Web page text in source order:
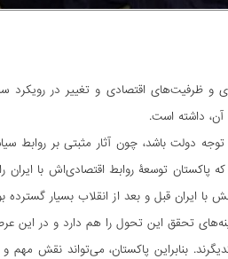
و ظرفیت‌های اقتصادی و تغییر در
داشته است.
توجه دولت باشد، چون آثار مثبتی بر
پاکستان توسعۀ روابط اقتصادی‌اش با ایران
ایران قبل و بعد از انقلاب بسیار گسترده
تحقق این تحول را هم دارد و در این
بنابراین پاکستان، می‌تواند نقش